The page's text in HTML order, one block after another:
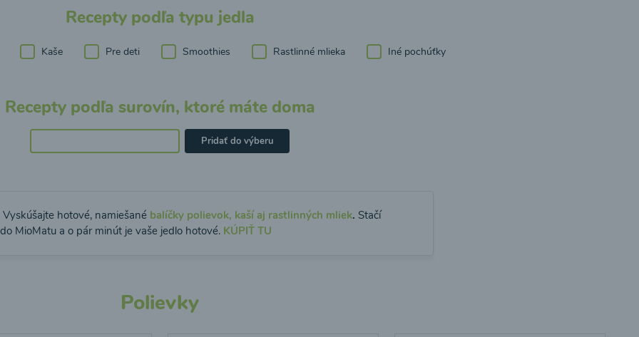
Recepty podľa typu jedla
Kaše Pre deti Smoothies Rastlinné mlieka Iné pochúťky
Recepty podľa surovín, ktoré máte doma
Pridať do výberu
Vyskúšajte hotové, namiešané balíčky polievok, kaší aj rastlinných mliek. Stačí
MioMatu a o pár minút je vaše jedlo hotové. KÚPIŤ TU
Polievky